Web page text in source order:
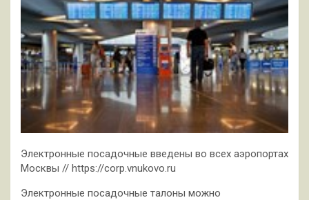
Электронные посадочные введены во всех аэропортах
Москвы // https://corp.vnukovo.ru
Электронные посадочные талоны можно